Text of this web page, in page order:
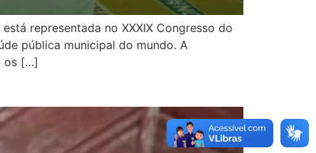
representada no XXXIX Congresso do
pública municipal do mundo. A
os […]